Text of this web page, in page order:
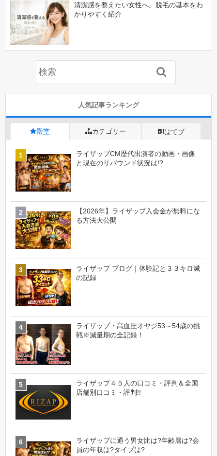
清潔感を整えたい女性へ。脱毛の基本をわ
かりやすく紹介
人気記事ランキング
殿堂 カテゴリー はてブ
ライザップCM歴代出演者の動画・画像
と現在のリバウンド状況は!?
【2026年】ライザップ入会金が無料にな
る方法大公開
ライザップ ブログ｜体験記と３３キロ減
の記録
ライザップ・高血圧オヤジ53～54歳の挑
戦※減量期の全記録！
ライザップ４５人の口コミ・評判＆全国
店舗別口コミ・評判!!
ライザップに通う男女比は?年齢層は?会
員の年収は?タイプは?